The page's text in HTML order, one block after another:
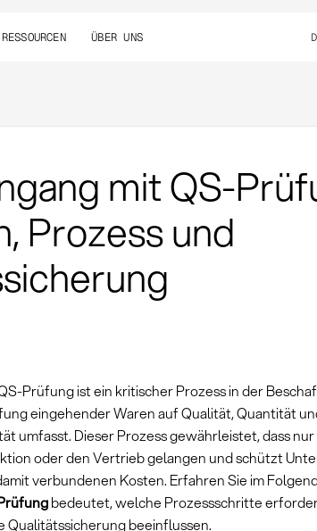
RESSOURCEN ÜBER UNS
mit QS-
Prozess und
Prüfung ist ein kritischer Prozess in der
eingehender Waren auf Qualität, Quantität
umfasst. Dieser Prozess gewährleistet, dass
oder den Vertrieb gelangen und schützt
verbundenen Kosten. Erfahren Sie im
bedeutet, welche Prozessschritte
Qualitätssicherung beeinflussen.